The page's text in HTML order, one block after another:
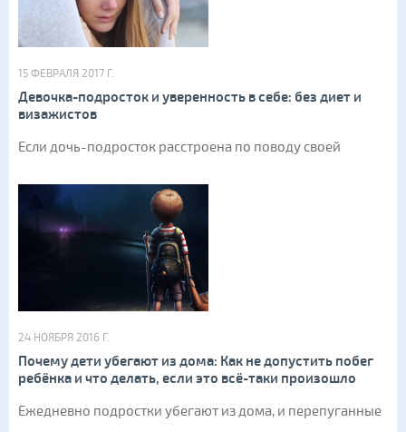
15 ФЕВРАЛЯ 2017 Г.
Девочка-подросток и уверенность в себе: без диет и
визажистов
Если дочь-подросток расстроена по поводу своей
24 НОЯБРЯ 2016 Г.
Почему дети убегают из дома: Как не допустить побег
ребёнка и что делать, если это всё-таки произошло
Ежедневно подростки убегают из дома, и перепуганные